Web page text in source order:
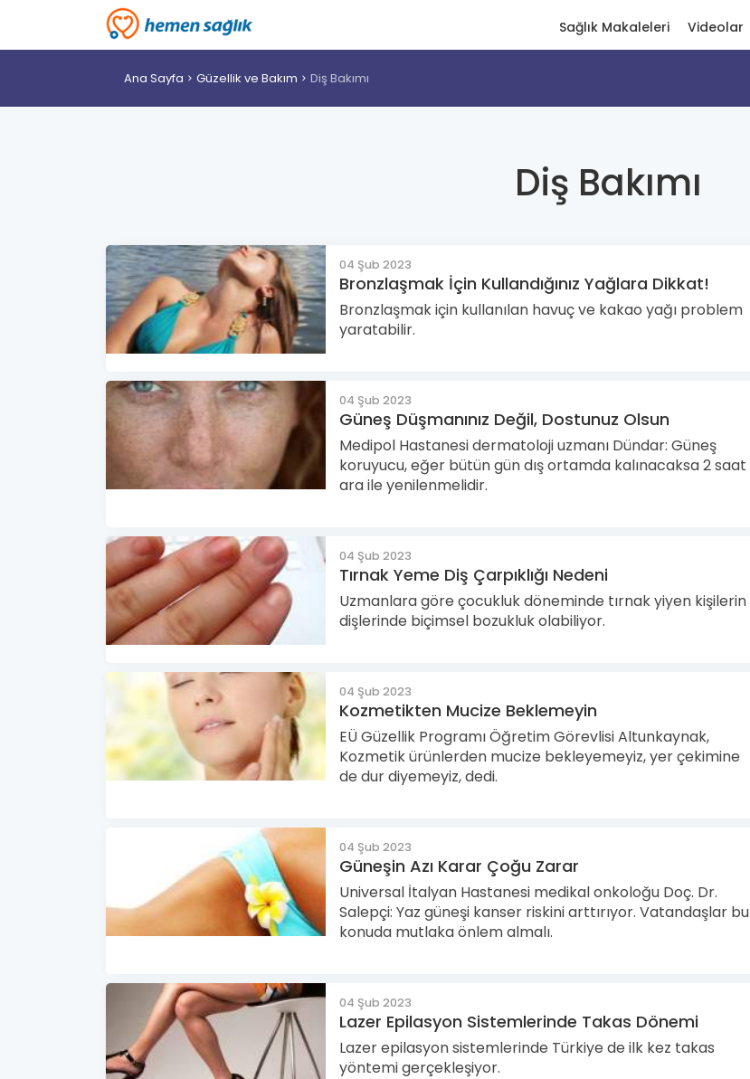
Sağlık Makaleleri Videolar
Ana Sayfa Güzellik ve Bakım Diş Bakımı
Diş Bakımı
04 Şub 2023
Bronzlaşmak İçin Kullandığınız Yağlara Dikkat!
Bronzlaşmak için kullanılan havuç ve kakao yağı problem
yaratabilir.
04 Şub 2023
Güneş Düşmanınız Değil, Dostunuz Olsun
Medipol Hastanesi dermatoloji uzmanı Dündar: Güneş
koruyucu, eğer bütün gün dış ortamda kalınacaksa 2 saat
ara ile yenilenmelidir.
04 Şub 2023
Tırnak Yeme Diş Çarpıklığı Nedeni
Uzmanlara göre çocukluk döneminde tırnak yiyen kişilerin
dişlerinde biçimsel bozukluk olabiliyor.
04 Şub 2023
Kozmetikten Mucize Beklemeyin
EÜ Güzellik Programı Öğretim Görevlisi Altunkaynak,
Kozmetik ürünlerden mucize bekleyemeyiz, yer çekimine
de dur diyemeyiz, dedi.
04 Şub 2023
Güneşin Azı Karar Çoğu Zarar
Universal İtalyan Hastanesi medikal onkoloğu Doç. Dr.
Salepçi: Yaz güneşi kanser riskini arttırıyor. Vatandaşlar bu
konuda mutlaka önlem almalı.
04 Şub 2023
Lazer Epilasyon Sistemlerinde Takas Dönemi
Lazer epilasyon sistemlerinde Türkiye de ilk kez takas
yöntemi gerçekleşiyor.